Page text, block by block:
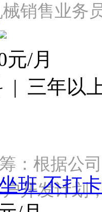
械销售业
元/月
| 三年以
：根据公
户开发计
班 不打